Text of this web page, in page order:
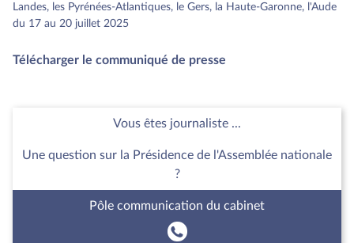
Landes, les Pyrénées-Atlantiques, le Gers, la Haute-Garonne, l'Aude
du 17 au 20 juillet 2025
Télécharger le communiqué de presse
Vous êtes journaliste ...
Une question sur la Présidence de l'Assemblée nationale
?
Pôle communication du cabinet